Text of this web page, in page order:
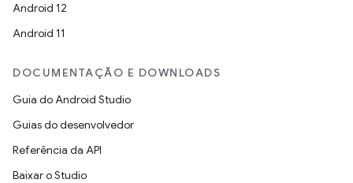
Android 12
Android 11
DOCUMENTAÇÃO E DOWNLOADS
Guia do Android Studio
Guias do desenvolvedor
Referência da API
Baixar o Studio